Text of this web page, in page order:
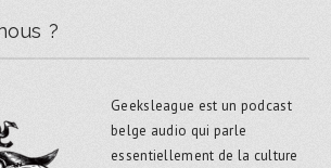
?
Geeksleague est un podcast
belge audio qui parle
essentiellement de la culture